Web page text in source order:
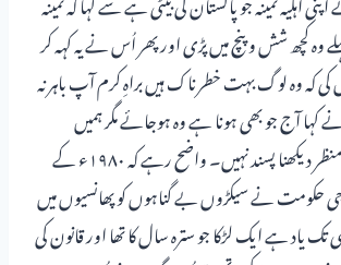
وہ کچھ شش و پنچ میں پڑی اور پھر اُس نے یہ کہہ کر
کہ وہ لوگ بہت خطرناک ہیں براہِ کرم آپ باہر نہ
کہا آج جو بھی ہونا ہے وہ ہوجائے مگر ہمیں
۱۹۸۰ء کا خوفناک منظر دیکھنا پسند نہیں۔ واضح رہے کہ ۱۹۸۰ء کے
حکومت نے سیکڑوں بے گناہوں کو پھانسیوں میں
تک یاد ہے ایک لڑکا جو سترہ سال کا تھا اور قانون کی